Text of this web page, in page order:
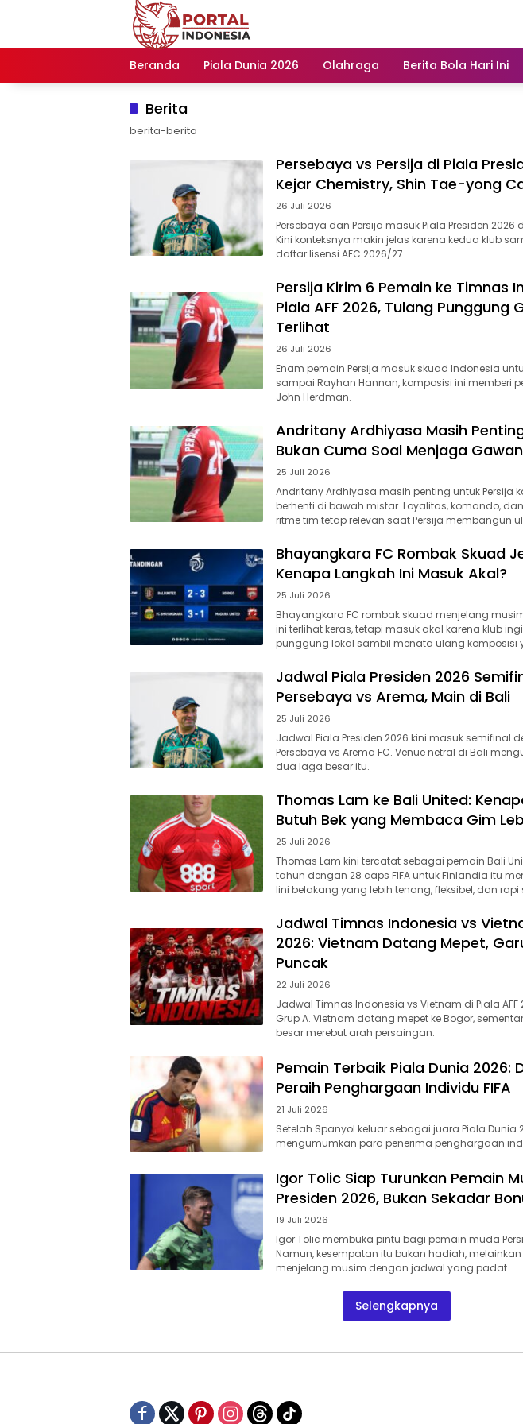
Beranda
Piala Dunia 2026 Olahraga Berita Bola Hari Ini
Berita
berita-berita
Persebaya vs Persija di Piala
Kejar Chemistry, Shin Tae-yong
26 Juli 2026
Persebaya dan Persija masuk Piala Presiden
Kini konteksnya makin jelas karena kedua klub
daftar lisensi AFC 2026/27.
Persija Kirim 6 Pemain ke Timnas
Piala AFF 2026, Tulang Punggung
Terlihat
26 Juli 2026
Enam pemain Persija masuk skuad Indonesia
sampai Rayhan Hannan, komposisi ini memberi
John Herdman.
Andritany Ardhiyasa Masih
Bukan Cuma Soal Menjaga
25 Juli 2026
Andritany Ardhiyasa masih penting untuk Persija
berhenti di bawah mistar. Loyalitas, komando,
ritme tim tetap relevan saat Persija membangun
Bhayangkara FC Rombak Skuad
Kenapa Langkah Ini Masuk Akal?
25 Juli 2026
Bhayangkara FC rombak skuad menjelang
ini terlihat keras, tetapi masuk akal karena klub
punggung lokal sambil menata ulang komposisi
Jadwal Piala Presiden 2026
Persebaya vs Arema, Main di Bali
25 Juli 2026
Jadwal Piala Presiden 2026 kini masuk semifinal
Persebaya vs Arema FC. Venue netral di Bali
dua laga besar itu.
Thomas Lam ke Bali United:
Butuh Bek yang Membaca Gim
25 Juli 2026
Thomas Lam kini tercatat sebagai pemain Bali
tahun dengan 28 caps FIFA untuk Finlandia itu
lini belakang yang lebih tenang, fleksibel, dan
Jadwal Timnas Indonesia vs
2026: Vietnam Datang Mepet,
Puncak
22 Juli 2026
Jadwal Timnas Indonesia vs Vietnam di Piala
Grup A. Vietnam datang mepet ke Bogor,
besar merebut arah persaingan.
Pemain Terbaik Piala Dunia 2026:
Peraih Penghargaan Individu FIFA
21 Juli 2026
Setelah Spanyol keluar sebagai juara Piala Dunia
mengumumkan para penerima penghargaan
Igor Tolic Siap Turunkan Pemain
Presiden 2026, Bukan Sekadar
19 Juli 2026
Igor Tolic membuka pintu bagi pemain muda
Namun, kesempatan itu bukan hadiah,
menjelang musim dengan jadwal yang padat.
Selengkapnya